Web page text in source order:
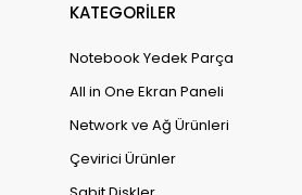
KATEGORİLER
Notebook Yedek Parça
All in One Ekran Paneli
Network ve Ağ Ürünleri
Çevirici Ürünler